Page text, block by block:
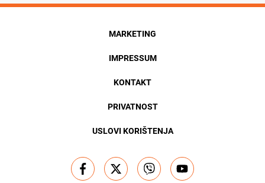
MARKETING
IMPRESSUM
KONTAKT
PRIVATNOST
USLOVI KORIŠTENJA